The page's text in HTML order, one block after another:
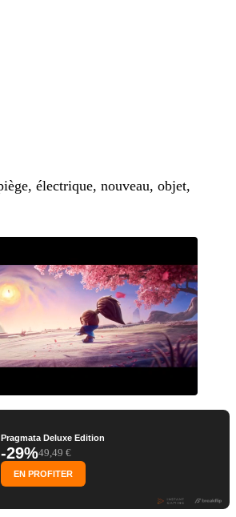
électrique, nouveau, objet,
Pragmata Deluxe Edition
-29%49,49 €
EN PROFITER